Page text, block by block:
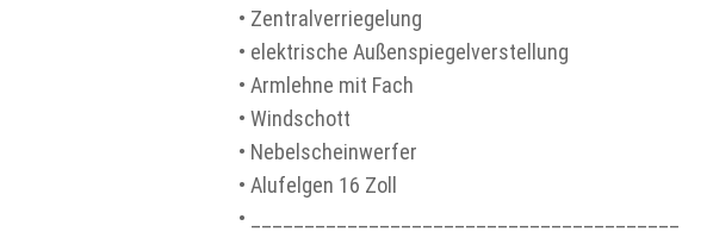
• Zentralverriegelung
• elektrische Außenspiegelverstellung
• Armlehne mit Fach
• Windschott
• Nebelscheinwerfer
• Alufelgen 16 Zoll
• ________________________________________